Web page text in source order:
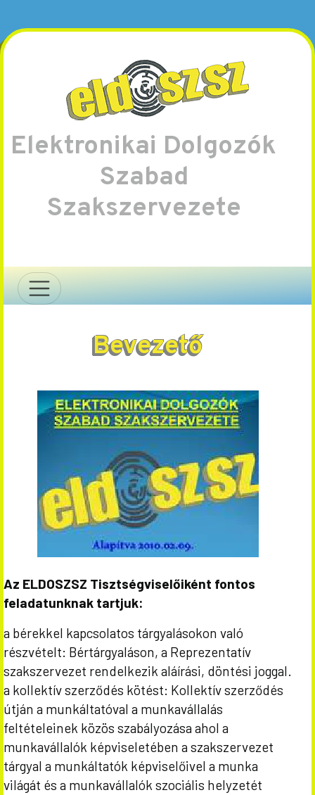
Elektronikai Dolgozók
Szabad
Szakszervezete
Bevezető
Az ELDOSZSZ Tisztségviselőiként fontos
feladatunknak tartjuk:
a bérekkel kapcsolatos tárgyalásokon való
részvételt: Bértárgyaláson, a Reprezentatív
szakszervezet rendelkezik aláírási, döntési joggal.
a kollektív szerződés kötést: Kollektív szerződés
útján a munkáltatóval a munkavállalás
feltételeinek közös szabályozása ahol a
munkavállalók képviseletében a szakszervezet
tárgyal a munkáltatók képviselőivel a munka
világát és a munkavállalók szociális helyzetét